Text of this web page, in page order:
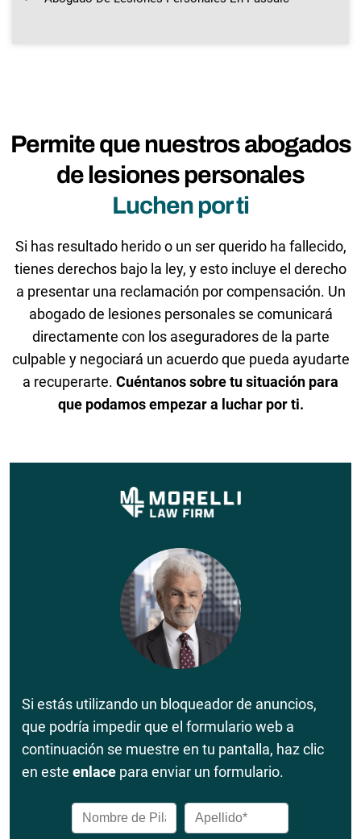
Permite que nuestros abogados
de lesiones personales
Luchen por ti
Si has resultado herido o un ser querido ha fallecido,
tienes derechos bajo la ley, y esto incluye el derecho
a presentar una reclamación por compensación. Un
abogado de lesiones personales se comunicará
directamente con los aseguradores de la parte
culpable y negociará un acuerdo que pueda ayudarte
a recuperarte. Cuéntanos sobre tu situación para
que podamos empezar a luchar por ti.
Si estás utilizando un bloqueador de anuncios,
que podría impedir que el formulario web a
continuación se muestre en tu pantalla, haz clic
en este enlace para enviar un formulario.